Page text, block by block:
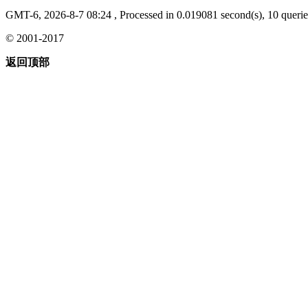
GMT-6, 2026-8-7 08:24 , Processed in 0.019081 second(s), 10
© 2001-2017
返回顶部